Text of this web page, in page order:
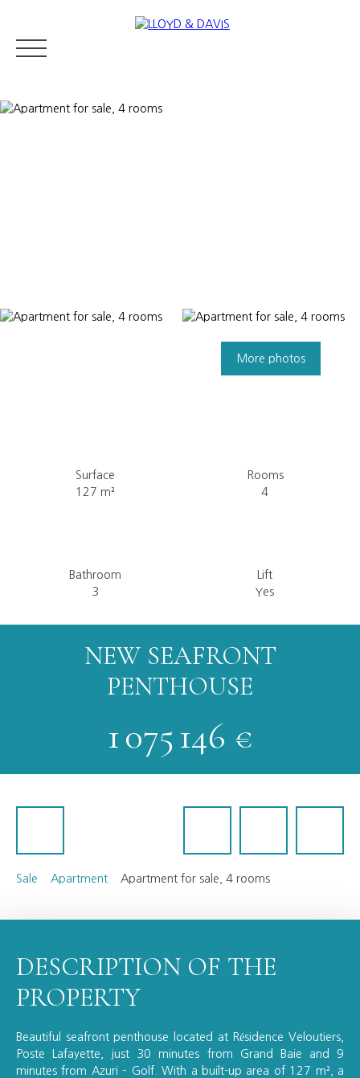
More photos
Surface
127 m²
Rooms
4
Bathroom
3
Lift
Yes
NEW SEAFRONT
PENTHOUSE
1 075 146 €
Sale Apartment Apartment for sale, 4 rooms
DESCRIPTION OF THE
PROPERTY
Beautiful seafront penthouse located at Résidence Veloutiers,
Poste Lafayette, just 30 minutes from Grand Baie and 9
minutes from Azuri – Golf. With a built-up area of 127 m², a